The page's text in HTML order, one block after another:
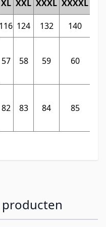
XL XXL XXXL XXXXL
116 124 132 140
57 58 59 60
82 83 84 85